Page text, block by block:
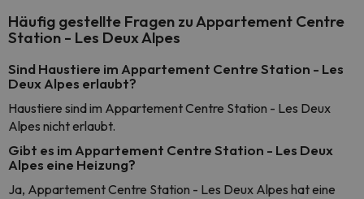
Häufig gestellte Fragen zu Appartement Centre
Station - Les Deux Alpes
Sind Haustiere im Appartement Centre Station - Les
Deux Alpes erlaubt?
Haustiere sind im Appartement Centre Station - Les Deux
Alpes nicht erlaubt.
Gibt es im Appartement Centre Station - Les Deux
Alpes eine Heizung?
Ja, Appartement Centre Station - Les Deux Alpes hat eine